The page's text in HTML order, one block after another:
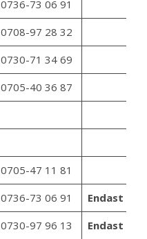
0736-73 06 91
0708-97 28 32
0730-71 34 69
0705-40 36 87
0705-47 11 81
0736-73 06 91
Endast
0730-97 96 13 Endast